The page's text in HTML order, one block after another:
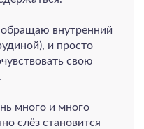
внутренний
и просто
свою
много и много
слёз становится